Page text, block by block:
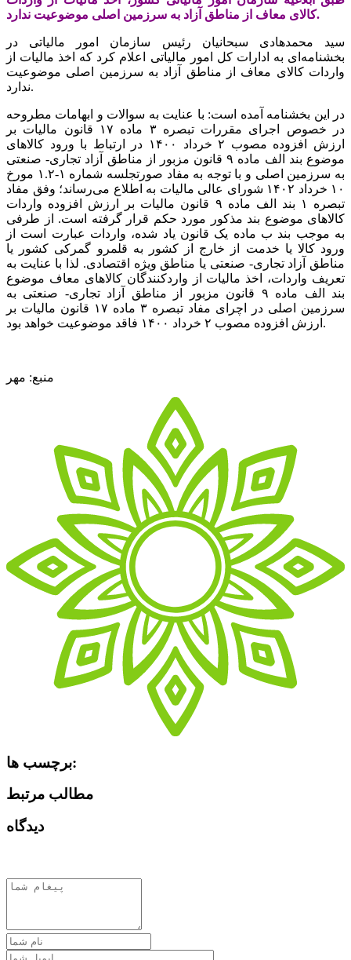
کالای معاف از مناطق آزاد به سرزمین اصلی موضوعیت ندارد.
سید محمدهادی سبحانیان رئیس سازمان امور مالیاتی در
بخشنامه‌ای به ادارات کل امور مالیاتی اعلام کرد که اخذ مالیات از
واردات کالای معاف از مناطق آزاد به سرزمین اصلی موضوعیت
ندارد.
در این بخشنامه آمده است: با عنایت به سوالات و ابهامات مطروحه
در خصوص اجرای مقررات تبصره ۳ ماده ۱۷ قانون مالیات بر
ارزش افزوده مصوب ۲ خرداد ۱۴۰۰ در ارتباط با ورود کالاهای
موضوع بند الف ماده ۹ قانون مزبور از مناطق آزاد تجاری- صنعتی
به سرزمین اصلی و با توجه به مفاد صورتجلسه شماره ۱-۱.۲ مورخ
۱۰ خرداد ۱۴۰۲ شورای عالی مالیات به اطلاع می‌رساند؛ وفق مفاد
تبصره ۱ بند الف ماده ۹ قانون مالیات بر ارزش افزوده واردات
کالاهای موضوع بند مذکور مورد حکم قرار گرفته است. از طرفی
به موجب بند ب ماده یک قانون یاد شده، واردات عبارت است از
ورود کالا یا خدمت از خارج از کشور به قلمرو گمرکی کشور یا
مناطق آزاد تجاری- صنعتی یا مناطق ویژه اقتصادی. لذا با عنایت به
تعریف واردات، اخذ مالیات از واردکنندگان کالاهای معاف موضوع
بند الف ماده ۹ قانون مزبور از مناطق آزاد تجاری- صنعتی به
سرزمین اصلی در اچرای مفاد تبصره ۳ ماده ۱۷ قانون مالیات بر
ارزش افزوده مصوب ۲ خرداد ۱۴۰۰ فاقد موضوعیت خواهد بود.
منبع: مهر
برچسب ها:
مطالب مرتبط
دیدگاه